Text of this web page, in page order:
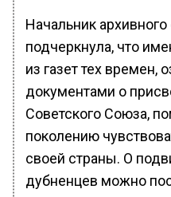
Начальник
подчеркнула, что
из газет тех времен,
документами о
Советского Союза,
поколению
своей страны. О
дубненцев можно